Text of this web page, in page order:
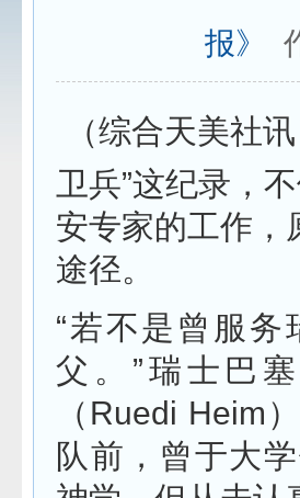
报》
（综合天美社
卫兵”这纪录，
安专家的工作，
途径。
“若不是曾服
父。”瑞士巴
（Ruedi Heim
队前，曾于大